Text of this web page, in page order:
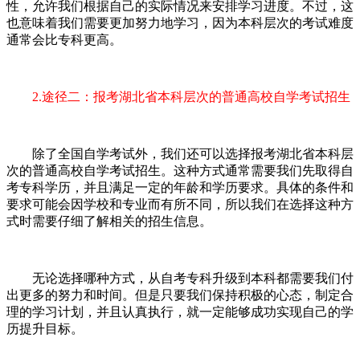
性，允许我们根据自己的实际情况来安排学习进度。不过，这
也意味着我们需要更加努力地学习，因为本科层次的考试难度
通常会比专科更高。
2.途径二：报考湖北省本科层次的普通高校自学考试招生
除了全国自学考试外，我们还可以选择报考湖北省本科层
次的普通高校自学考试招生。这种方式通常需要我们先取得自
考专科学历，并且满足一定的年龄和学历要求。具体的条件和
要求可能会因学校和专业而有所不同，所以我们在选择这种方
式时需要仔细了解相关的招生信息。
无论选择哪种方式，从自考专科升级到本科都需要我们付
出更多的努力和时间。但是只要我们保持积极的心态，制定合
理的学习计划，并且认真执行，就一定能够成功实现自己的学
历提升目标。